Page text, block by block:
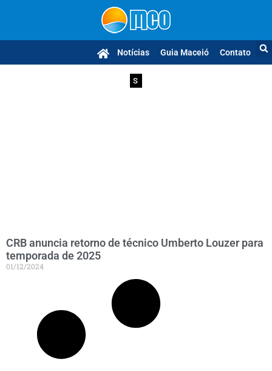
Notícias Guia Maceió Contato
S
CRB anuncia retorno de técnico Umberto Louzer para
temporada de 2025
01/12/2024